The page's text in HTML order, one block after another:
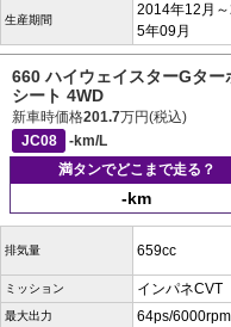
生産期間
2014年12月
5年09月
660 ハイウェイスターGタ
シート 4WD
新車時価格201.7万円(税込)
JC08
-km/L
満タンでどこまで走る？
-km
排気量 659cc
ミッション インパネCVT
最大出力 64ps/6000rpm